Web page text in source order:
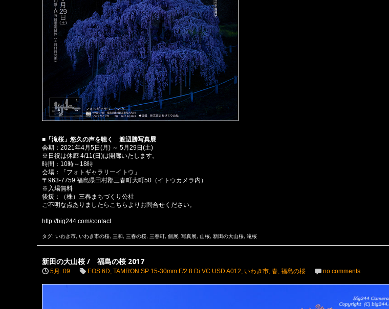
■「滝桜」悠久の声を聴く 渡辺勝写真展
会期：2021年4月5日(月) ～ 5月29日(土)
※日祝は休廊 4/11(日)は開廊いたします。
時間：10時～18時
会場：「フォトギャラリーイトウ」
〒963-7759 福島県田村郡三春町大町50（イトウカメラ内）
※入場無料
後援：（株）三春まちづくり公社
ご不明な点ありましたらこちらよりお問合せください。
http://big244.com/contact
タグ: いわき市 いわき市の桜 三和 三春の桜 三春町 個展 写真展 山桜 新田の大山桜 滝桜
新田の大山桜 / 福島の桜 2017
5月. 09 EOS 6D TAMRON SP 15-30mm F/2.8 Di VC USD A012 いわき市 春 福島の桜 no comments